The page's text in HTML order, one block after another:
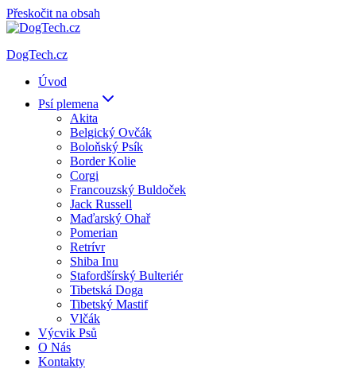
Přeskočit na obsah
DogTech.cz
Úvod
Psí plemena
Akita
Belgický Ovčák
Boloňský Psík
Border Kolie
Corgi
Francouzský Buldoček
Jack Russell
Maďarský Ohař
Pomerian
Retrívr
Shiba Inu
Stafordšírský Bulteriér
Tibetská Doga
Tibetský Mastif
Vlčák
Výcvik Psů
O Nás
Kontakty